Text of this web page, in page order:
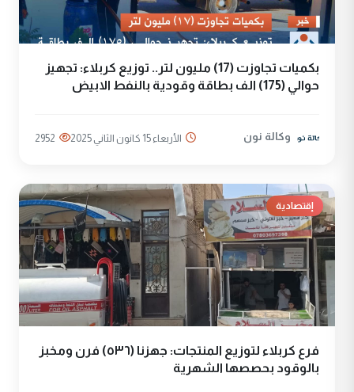
بكميات تجاوزت (17) مليون لتر.. توزيع كربلاء: تجهيز
حوالي (175) الف بطاقة وقودية بالنفط الابيض
وكالة نون الأربعاء 15 كانون الثاني 2025 2952
إقتصادية
فرع كربلاء لتوزيع المنتجات: جهزنا (٥٣٦) فرن ومخبز
بالوقود بحصصها الشهرية